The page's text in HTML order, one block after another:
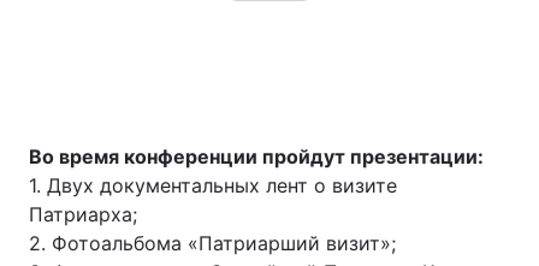
Во время конференции пройдут презентации:
1. Двух документальных лент о визите
Патриарха;
2. Фотоальбома «Патриарший визит»;